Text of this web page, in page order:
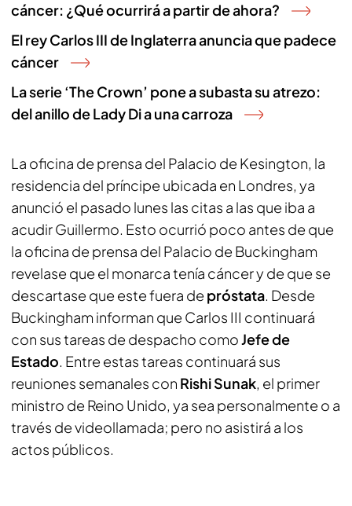
cáncer: ¿Qué ocurrirá a partir de ahora?
El rey Carlos III de Inglaterra anuncia que padece
cáncer
La serie ‘The Crown’ pone a subasta su atrezo:
del anillo de Lady Di a una carroza
La oficina de prensa del Palacio de Kesington, la
residencia del príncipe ubicada en Londres, ya
anunció el pasado lunes las citas a las que iba a
acudir Guillermo. Esto ocurrió poco antes de que
la oficina de prensa del Palacio de Buckingham
revelase que el monarca tenía cáncer y de que se
descartase que este fuera de próstata. Desde
Buckingham informan que Carlos III continuará
con sus tareas de despacho comoJefe de
Estado. Entre estas tareas continuará sus
reuniones semanales con Rishi Sunak, el primer
ministro de Reino Unido, ya sea personalmente o a
través de videollamada; pero no asistirá a los
actos públicos.